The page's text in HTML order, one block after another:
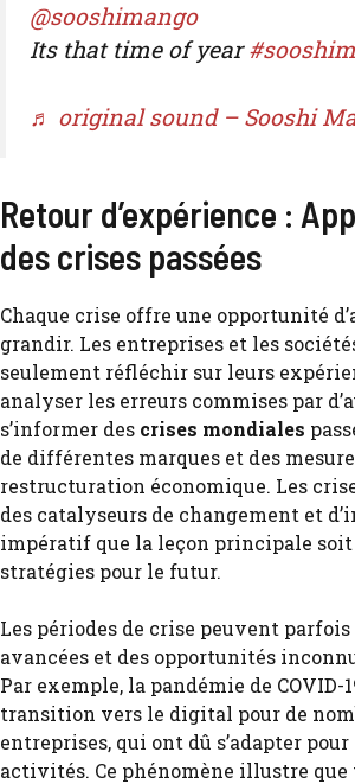
@sooshimango
Its that time of year
♬ original sound – Sooshi
Retour d’expérience :
des crises passées
Chaque crise offre une opportunité
grandir. Les entreprises et les
seulement réfléchir sur leurs
analyser les erreurs commises par
s’informer des crises mondiales
de différentes marques et des
restructuration économique. Les
des catalyseurs de changement et
impératif que la leçon principale soit
stratégies pour le futur.
Les périodes de crise peuvent
avancées et des opportunités
Par exemple, la pandémie de COVID-
transition vers le digital pour de
entreprises, qui ont dû s’adapter
activités. Ce phénomène illustre